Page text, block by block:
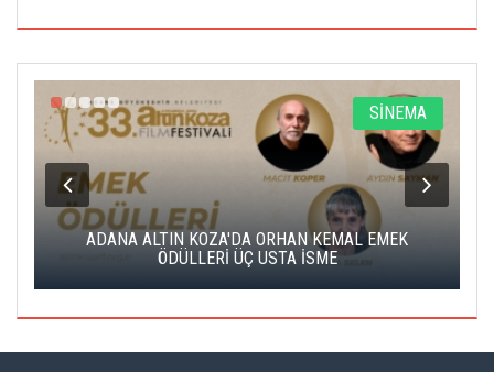
SİNEMA
ADANA ALTIN KOZA'DA ORHAN KEMAL EMEK
ÖDÜLLERİ ÜÇ USTA İSME